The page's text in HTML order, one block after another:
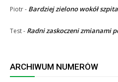
Piotr- Bardziej zielono wokół
Test- Radni zaskoczeni zmianami
ARCHIWUM NUMERÓW